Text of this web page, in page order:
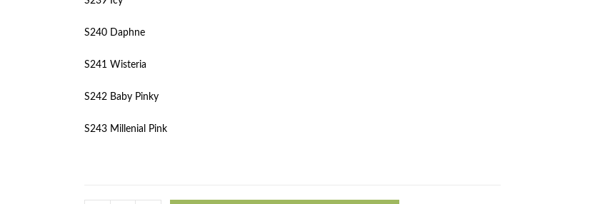
S240 Daphne
S241 Wisteria
S242 Baby Pinky
S243 Millenial Pink